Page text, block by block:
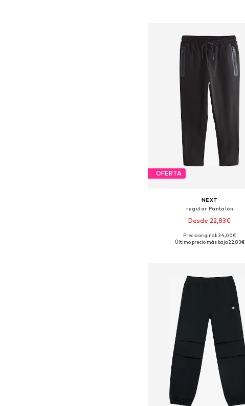
OFERTA
NEXT
regular Pantalón
Desde 22,83€
Disponible en muchas tallas
Precio original: 34,00€
Último precio más bajo:22,83€